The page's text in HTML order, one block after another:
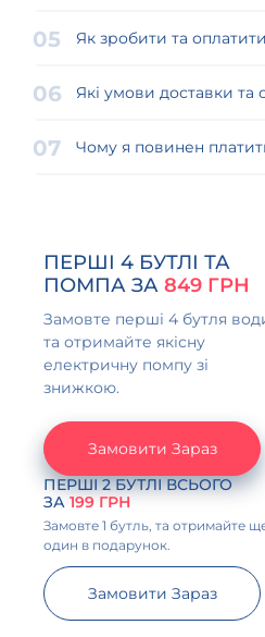
Як зробити та
Які умови доставки та
Чому я повинен
ПЕРШІ 4 БУТЛІ ТА
ПОМПА ЗА 849 ГРН
Замовте перші 4 бутля
та отримайте якісну
електричну помпу зі
знижкою.
Замовити Зараз
ПЕРШІ 2 БУТЛІ ВСЬОГО
ЗА 199 ГРН
Замовте 1 бутль, та отримайте
один в подарунок.
Замовити Зараз